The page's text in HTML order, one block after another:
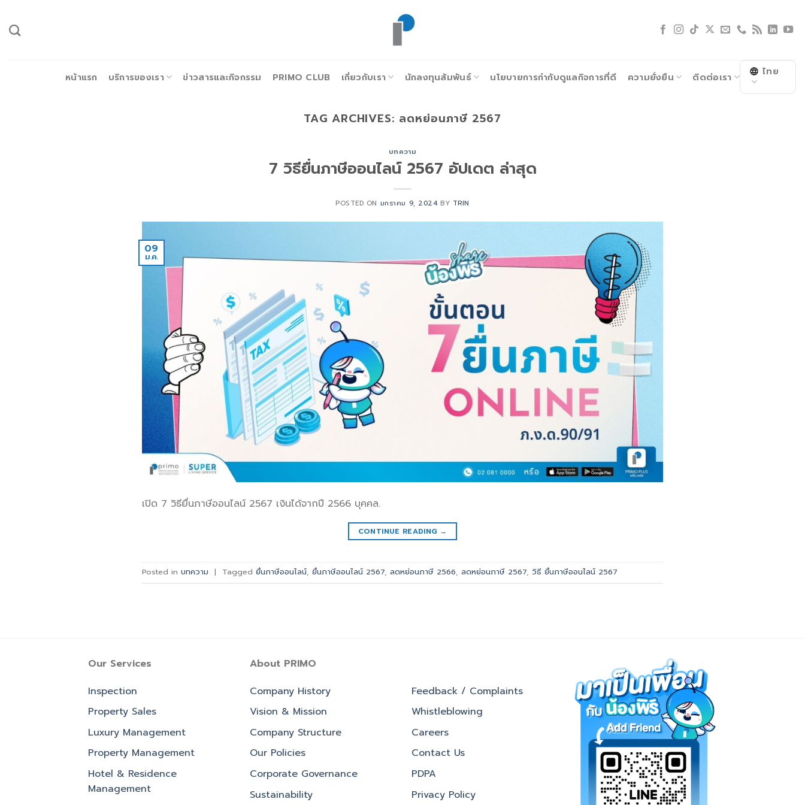
ยัง
หน้าแรก บริการของเรา ข่าวสารและกิจกรรม PRIMO CLUB เกี่ยวกับเรา นักลงทุนสัมพันธ์ นโยบายการกำกับดูแลกิจการที่ดี ความยั่งยืน ติดต่อเรา ไทย
TAG ARCHIVES: ลดหย่อนภาษี 2567
บทความ
7 วิธียื่นภาษีออนไลน์ 2567 อัปเดต ล่าสุด
POSTED ON มกราคม 9, 2024 BY TRIN
09
ม.ค.
เปิด 7 วิธียื่นภาษีออนไลน์ 2567 เงินได้จากปี 2566 บุคคล.
CONTINUE READING →
Posted in บทความ | Tagged ยื่นภาษีออนไลน์, ยื่นภาษีออนไลน์ 2567, ลดหย่อนภาษี 2566, ลดหย่อนภาษี 2567, วิธี ยื่นภาษีออนไลน์ 2567
Our Services
Inspection
Property Sales
Luxury Management
Property Management
Hotel & Residence
Management
About PRIMO
Company History
Vision & Mission
Company Structure
Our Policies
Corporate Governance
Sustainability
Feedback / Complaints
Whistleblowing
Careers
Contact Us
PDPA
Privacy Policy